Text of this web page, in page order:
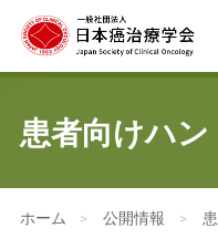
患者向けハ
患者・市民の皆さま
> 公開情報 >